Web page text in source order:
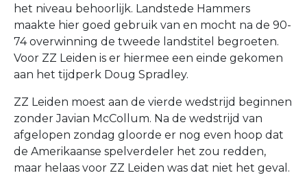
het niveau behoorlijk. Landstede Hammers
maakte hier goed gebruik van en mocht na de 90-
74 overwinning de tweede landstitel begroeten.
Voor ZZ Leiden is er hiermee een einde gekomen
aan het tijdperk Doug Spradley.
ZZ Leiden moest aan de vierde wedstrijd beginnen
zonder Javian McCollum. Na de wedstrijd van
afgelopen zondag gloorde er nog even hoop dat
de Amerikaanse spelverdeler het zou redden,
maar helaas voor ZZ Leiden was dat niet het geval.